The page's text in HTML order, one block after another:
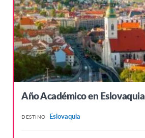
Año Académico en Eslovaquia
DESTINO Eslovaquia